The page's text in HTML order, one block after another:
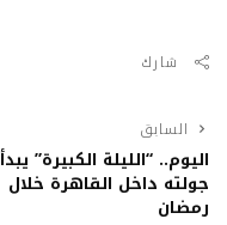
شارك
السابق
اليوم.. “الليلة الكبيرة” يبدأ
جولته داخل القاهرة خلال
رمضان